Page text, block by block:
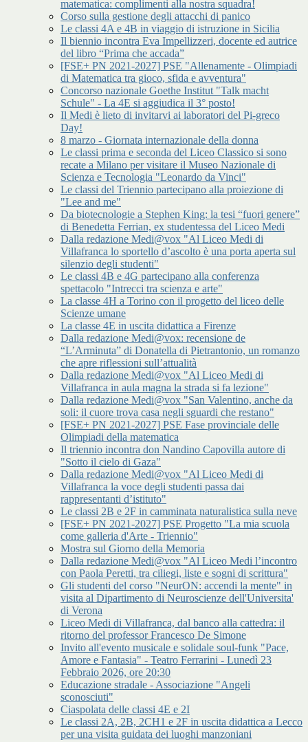
matematica: complimenti alla nostra squadra!
Corso sulla gestione degli attacchi di panico
Le classi 4A e 4B in viaggio di istruzione in Sicilia
Il biennio incontra Eva Impellizzeri, docente ed autrice
del libro “Prima che accada”
[FSE+ PN 2021-2027] PSE "Allenamente - Olimpiadi
di Matematica tra gioco, sfida e avventura"
Concorso nazionale Goethe Institut "Talk macht
Schule" - La 4E si aggiudica il 3° posto!
Il Medi è lieto di invitarvi ai laboratori del Pi-greco
Day!
8 marzo - Giornata internazionale della donna
Le classi prima e seconda del Liceo Classico si sono
recate a Milano per visitare il Museo Nazionale di
Scienza e Tecnologia "Leonardo da Vinci"
Le classi del Triennio partecipano alla proiezione di
"Lee and me"
Da biotecnologie a Stephen King: la tesi “fuori genere”
di Benedetta Ferrian, ex studentessa del Liceo Medi
Dalla redazione Medi@vox "Al Liceo Medi di
Villafranca lo sportello d’ascolto è una porta aperta sul
silenzio degli studenti"
Le classi 4B e 4G partecipano alla conferenza
spettacolo "Intrecci tra scienza e arte"
La classe 4H a Torino con il progetto del liceo delle
Scienze umane
La classe 4E in uscita didattica a Firenze
Dalla redazione Medi@vox: recensione de
“L’Arminuta” di Donatella di Pietrantonio, un romanzo
che apre riflessioni sull’attualità
Dalla redazione Medi@vox "Al Liceo Medi di
Villafranca in aula magna la strada si fa lezione"
Dalla redazione Medi@vox "San Valentino, anche da
soli: il cuore trova casa negli sguardi che restano"
[FSE+ PN 2021-2027] PSE Fase provinciale delle
Olimpiadi della matematica
Il triennio incontra don Nandino Capovilla autore di
"Sotto il cielo di Gaza"
Dalla redazione Medi@vox "Al Liceo Medi di
Villafranca la voce degli studenti passa dai
rappresentanti d’istituto"
Le classi 2B e 2F in camminata naturalistica sulla neve
[FSE+ PN 2021-2027] PSE Progetto "La mia scuola
come galleria d'Arte - Triennio"
Mostra sul Giorno della Memoria
Dalla redazione Medi@vox "Al Liceo Medi l’incontro
con Paola Peretti, tra ciliegi, liste e sogni di scrittura"
Gli studenti del corso "NeurON: accendi la mente" in
visita al Dipartimento di Neuroscienze dell'Universita'
di Verona
Liceo Medi di Villafranca, dal banco alla cattedra: il
ritorno del professor Francesco De Simone
Invito all'evento musicale e solidale soul-funk "Pace,
Amore e Fantasia" - Teatro Ferrarini - Lunedì 23
Febbraio 2026, ore 20:30
Educazione stradale - Associazione "Angeli
sconosciuti"
Ciaspolata delle classi 4E e 2I
Le classi 2A, 2B, 2CH1 e 2F in uscita didattica a Lecco
per una visita guidata dei luoghi manzoniani